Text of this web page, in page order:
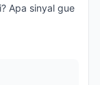
Apa sinyal gue